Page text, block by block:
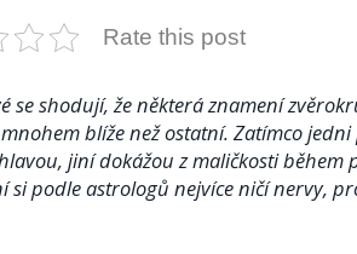
Rate this post
se shodují, že některá znamení
blíže než ostatní. Zatímco
jiní dokážou z maličkosti
si podle astrologů nejvíce ničí nervy,